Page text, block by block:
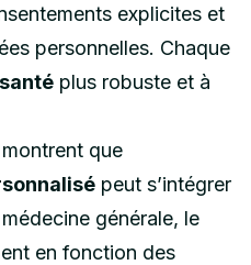
explicites et
personnelles. Chaque
santé plus robuste et à
que
peut s’intégrer
générale, le
en fonction des